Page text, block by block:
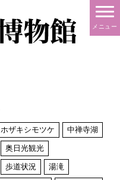
メニュー
ホザキシモツケ 中禅寺湖
奥日光観光
歩道状況 湯滝